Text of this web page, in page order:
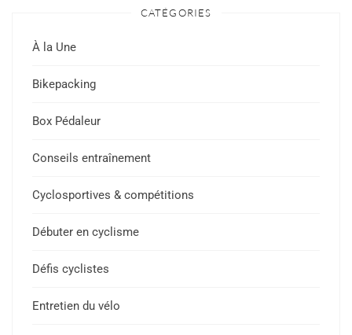
CATÉGORIES
À la Une
Bikepacking
Box Pédaleur
Conseils entraînement
Cyclosportives & compétitions
Débuter en cyclisme
Défis cyclistes
Entretien du vélo